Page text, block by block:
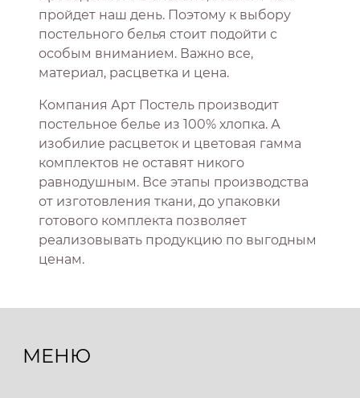
пройдет наш день. Поэтому к выбору
постельного белья стоит подойти с
особым вниманием. Важно все,
материал, расцветка и цена.
Компания Арт Постель производит
постельное белье из 100% хлопка. А
изобилие расцветок и цветовая гамма
комплектов не оставят никого
равнодушным. Все этапы производства
от изготовления ткани, до упаковки
готового комплекта позволяет
реализовывать продукцию по выгодным
ценам.
МЕНЮ